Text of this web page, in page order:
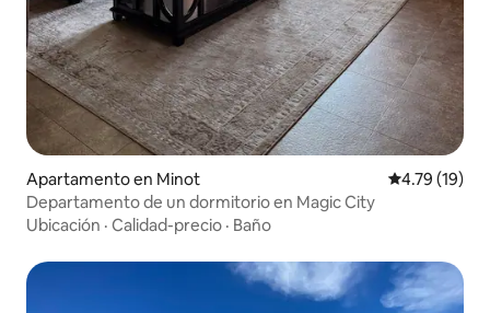
Apartamento en Minot Calificación
4.79 (19)
Departamento de un dormitorio en Magic City
Ubicación · Calidad-precio · Baño